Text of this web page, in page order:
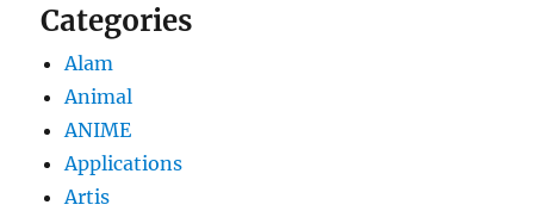
Categories
Alam
Animal
ANIME
Applications
Artis